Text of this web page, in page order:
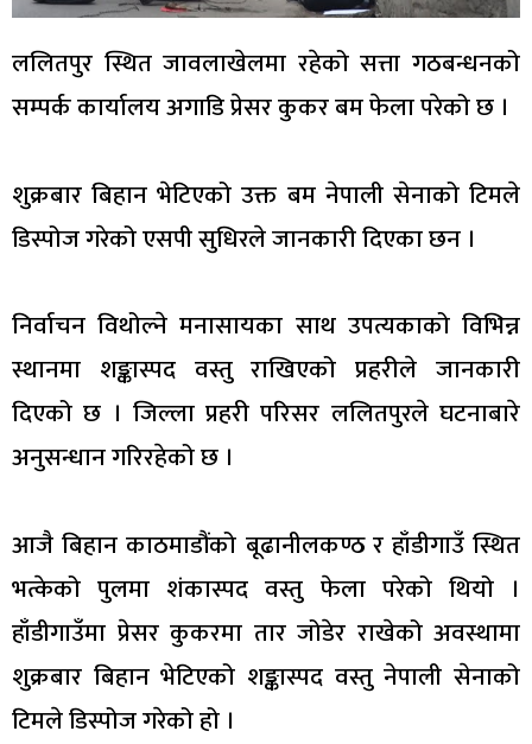
ललितपुर स्थित जावलाखेलमा रहेको सत्ता गठबन्धनको
सम्पर्क कार्यालय अगाडि प्रेसर कुकर बम फेला परेको छ ।
शुक्रबार बिहान भेटिएको उक्त बम नेपाली सेनाको टिमले
डिस्पोज गरेको एसपी सुधिरले जानकारी दिएका छन ।
निर्वाचन विथोल्ने मनासायका साथ उपत्यकाको विभिन्न
स्थानमा शङ्कास्पद वस्तु राखिएको प्रहरीले जानकारी
दिएको छ । जिल्ला प्रहरी परिसर ललितपुरले घटनाबारे
अनुसन्धान गरिरहेको छ ।​
आजै बिहान काठमाडौंको बूढानीलकण्ठ र हाँडीगाउँ स्थित
भत्केको पुलमा शंकास्पद वस्तु फेला परेको थियो ।
हाँडीगाउँमा प्रेसर कुकरमा तार जोडेर राखेको अवस्थामा
शुक्रबार बिहान भेटिएको शङ्कास्पद वस्तु नेपाली सेनाको
टिमले डिस्पोज गरेको हो ।